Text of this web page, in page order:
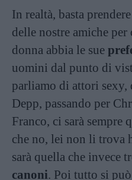
In realtà, basta
delle nostre amiche
donna abbia le sue
uomini dal punto di
parliamo di attori sexy,
Depp, passando per
Franco, ci sarà sempre
che no, lei non li trova
sarà quella che invece
canoni. Poi tutto si